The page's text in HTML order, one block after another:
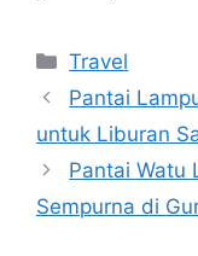
Categories
Travel
Pantai
untuk Liburan
Pantai Watu
Sempurna di